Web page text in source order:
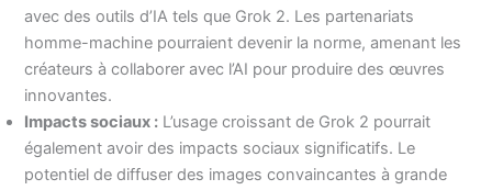
avec des outils d’IA tels que Grok 2. Les partenariats
homme-machine pourraient devenir la norme, amenant les
créateurs à collaborer avec l’AI pour produire des œuvres
innovantes.
Impacts sociaux : L’usage croissant de Grok 2 pourrait
également avoir des impacts sociaux significatifs. Le
potentiel de diffuser des images convaincantes à grande